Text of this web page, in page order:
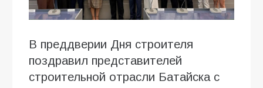
В преддверии Дня строителя
поздравил представителей
строительной отрасли Батайска с